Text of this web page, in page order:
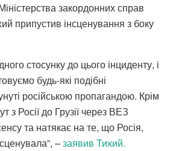
закордонних справ
припустив інсценування з боку
стосунку до цього інциденту, і
будь-які подібні
російською пропагандою. Крім
з Росії до Грузії через ВЕЗ
та натякає на те, що Росія,
–заявив Тихий.